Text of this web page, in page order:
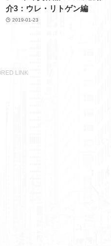
介3：ウレ・リトゲン編
2019-01-23
LINK